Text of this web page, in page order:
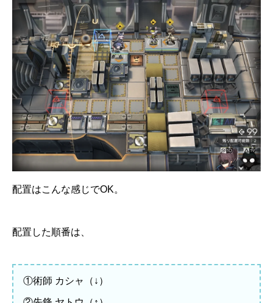
配置はこんな感じでOK。
配置した順番は、
①術師 カシャ（↓）